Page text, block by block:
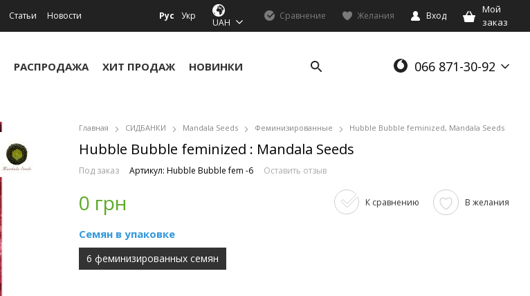
Статьи
Новости
Рус Укр
UAH
Сравнение Желания Вход
Мой
заказ
РАСПРОДАЖА ХИТ ПРОДАЖ НОВИНКИ 066 871-30-92
Главная СИДБАНКИ Mandala Seeds Феминизированные Hubble Bubble feminized, Mandala Seeds
Hubble Bubble feminized : Mandala Seeds
Под заказ Артикул: Hubble Bubble fem -6 Оставить отзыв
0 грн К сравнению В желания
Семян в упаковке
6 феминизированных семян